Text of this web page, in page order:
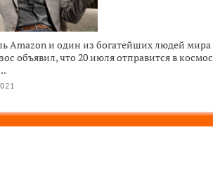
Amazon и один из богатейших людей мира
объявил, что 20 июля отправится в космос